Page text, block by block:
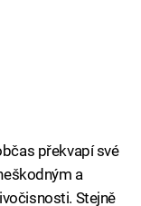
překvapí své
a
Stejně